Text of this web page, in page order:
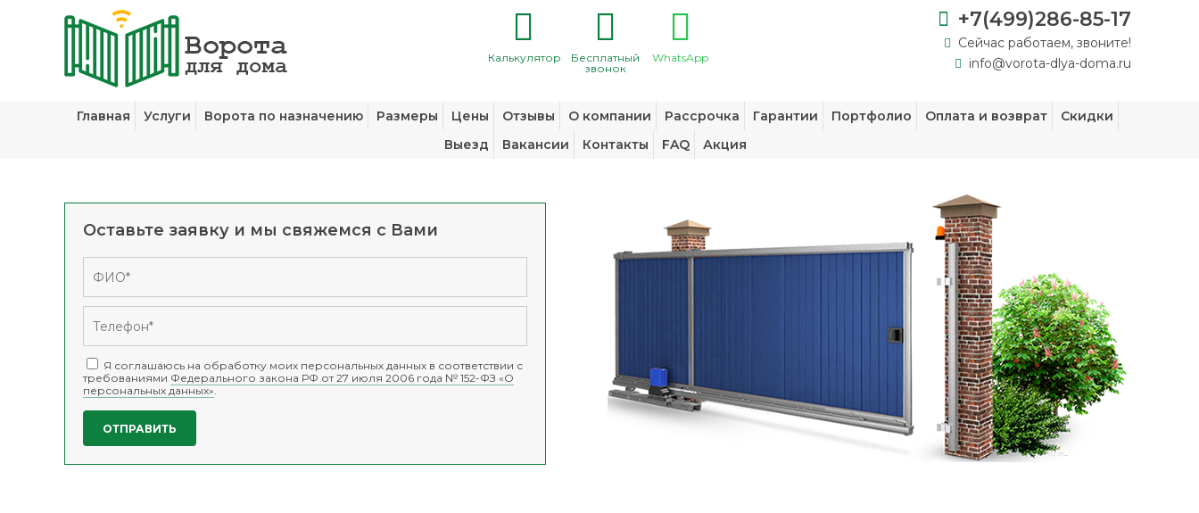
Калькулятор
Бесплатный
звонок
WhatsApp
+7(499)286-85-17
Сейчас работаем, звоните!
info@vorota-dlya-doma.ru
Главная Услуги Ворота по назначению Размеры Цены Отзывы О компании Рассрочка Гарантии Портфолио Оплата и возврат
Скидки
Выезд
Вакансии Контакты FAQ Акция
Оставьте заявку и мы свяжемся с Вами
Я соглашаюсь на обработку моих персональных данных в соответствии с
требованиями Федерального закона РФ от 27 июля 2006 года № 152-ФЗ «О
персональных данных».